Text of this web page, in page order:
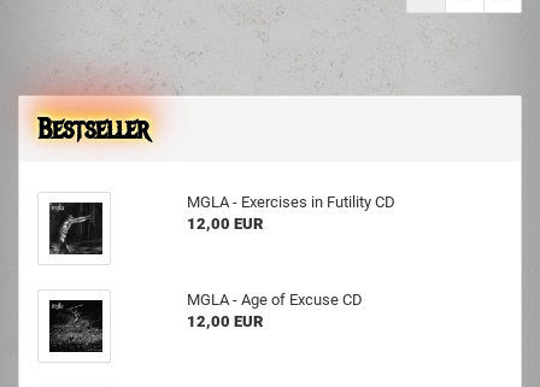
Bestseller
MGLA - Exercises in Futility CD
12,00 EUR
MGLA - Age of Excuse CD
12,00 EUR